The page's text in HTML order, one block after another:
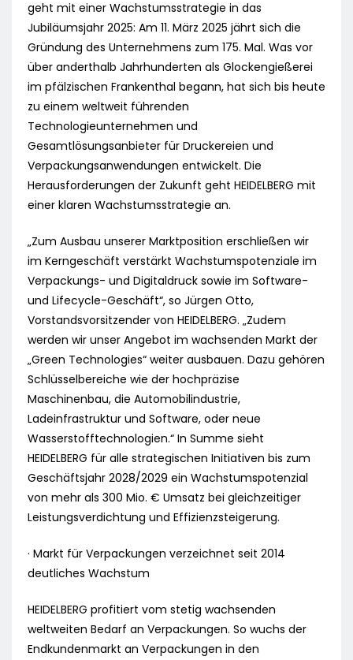
geht mit einer Wachstumsstrategie in das
Jubiläumsjahr 2025: Am 11. März 2025 jährt sich die
Gründung des Unternehmens zum 175. Mal. Was vor
über anderthalb Jahrhunderten als Glockengießerei
im pfälzischen Frankenthal begann, hat sich bis heute
zu einem weltweit führenden
Technologieunternehmen und
Gesamtlösungsanbieter für Druckereien und
Verpackungsanwendungen entwickelt. Die
Herausforderungen der Zukunft geht HEIDELBERG mit
einer klaren Wachstumsstrategie an.
„Zum Ausbau unserer Marktposition erschließen wir
im Kerngeschäft verstärkt Wachstumspotenziale im
Verpackungs- und Digitaldruck sowie im Software-
und Lifecycle-Geschäft“, so Jürgen Otto,
Vorstandsvorsitzender von HEIDELBERG. „Zudem
werden wir unser Angebot im wachsenden Markt der
„Green Technologies“ weiter ausbauen. Dazu gehören
Schlüsselbereiche wie der hochpräzise
Maschinenbau, die Automobilindustrie,
Ladeinfrastruktur und Software, oder neue
Wasserstofftechnologien.“ In Summe sieht
HEIDELBERG für alle strategischen Initiativen bis zum
Geschäftsjahr 2028/2029 ein Wachstumspotenzial
von mehr als 300 Mio. € Umsatz bei gleichzeitiger
Leistungsverdichtung und Effizienzsteigerung.
· Markt für Verpackungen verzeichnet seit 2014
deutliches Wachstum
HEIDELBERG profitiert vom stetig wachsenden
weltweiten Bedarf an Verpackungen. So wuchs der
Endkundenmarkt an Verpackungen in den